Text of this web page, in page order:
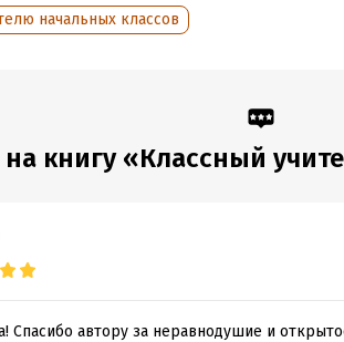
начальных классов
книгу «Классный
Спасибо автору за неравнодушие и